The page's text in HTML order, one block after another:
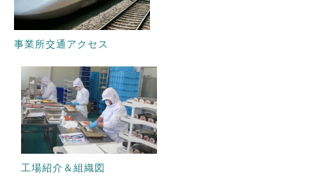
事業所交通アクセス
工場紹介＆組織図